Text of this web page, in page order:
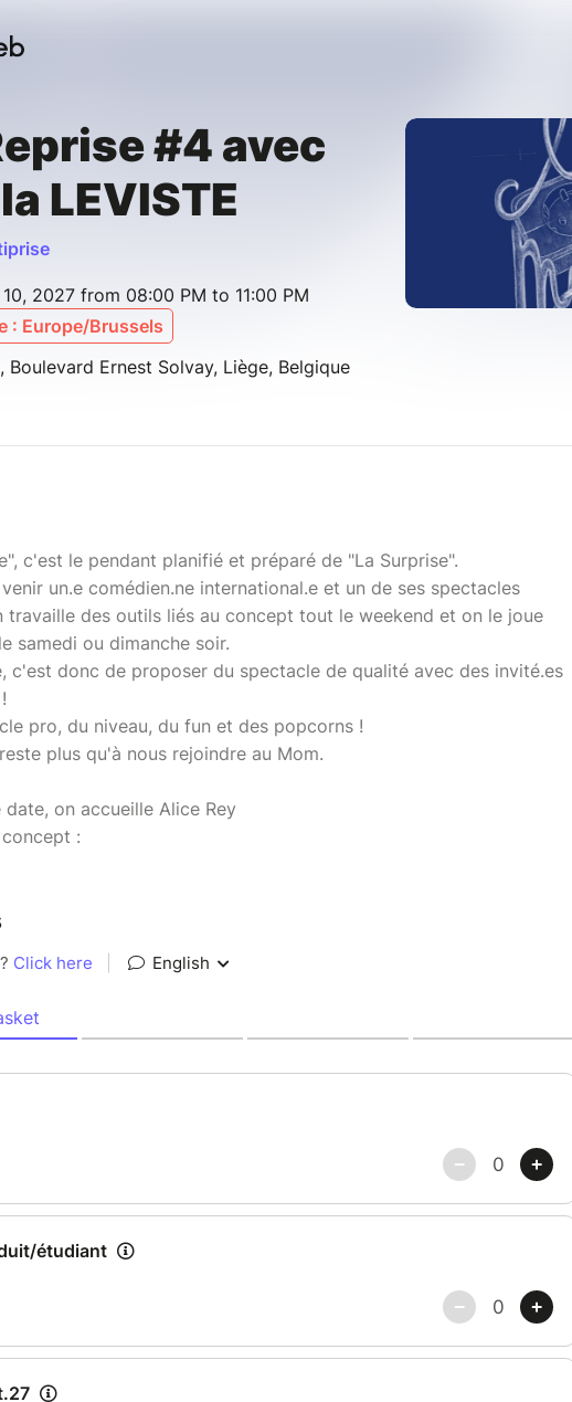
#4 avec
LEVISTE
2027 from 08:00 PM to 11:00 PM
: Europe/Brussels
Boulevard Ernest Solvay, Liège, Belgique
c'est le pendant planifié et préparé de "La Surprise".
un.e comédien.ne international.e et un de ses spectacles
travaille des outils liés au concept tout le weekend et on le joue
samedi ou dimanche soir.
c'est donc de proposer du spectacle de qualité avec des invité.es
pro, du niveau, du fun et des popcorns !
plus qu'à nous rejoindre au Mom.
on accueille Alice Rey
: